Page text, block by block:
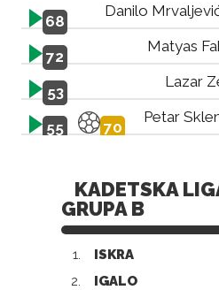
68
Danilo
72
Matyas
53
Lazar
55 70
Petar
KADETSKA
GRUPA B
1. ISKRA
2.
IGALO